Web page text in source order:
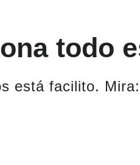
todo
está facilito. Mira: